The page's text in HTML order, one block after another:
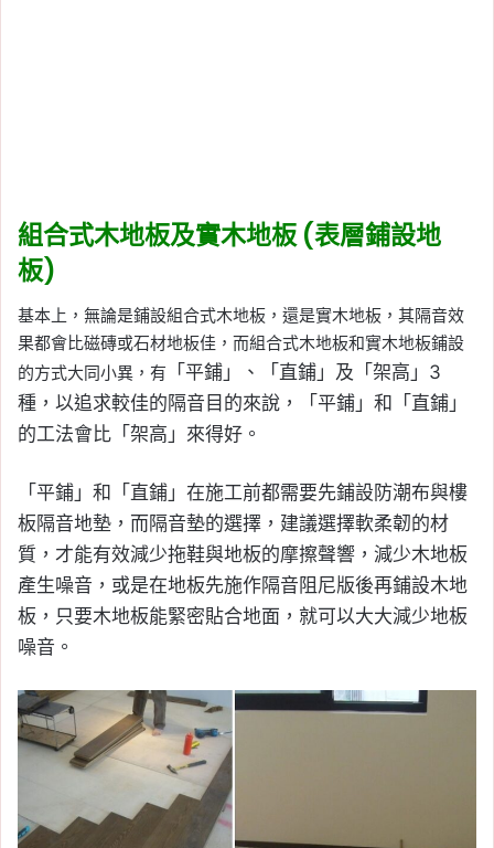
組合式木地板及實木地板 (表層鋪設地
板)
基本上，無論是鋪設組合式木地板，還是實木地板，其隔音效
果都會比磁磚或石材地板佳，而組合式木地板和實木地板鋪設
的方式大同小異，有 「平鋪」、「直鋪」及「架高」3
種，以追求較佳的隔音目的來說，「平鋪」和「直鋪」
的工法會比「架高」來得好。
「平鋪」和「直鋪」在施工前都需要先鋪設防潮布與樓
板隔音地墊，而隔音墊的選擇，建議選擇軟柔韌的材
質，才能有效減少拖鞋與地板的摩擦聲響，減少木地板
產生噪音，或是在地板先施作隔音阻尼版後再鋪設木地
板， 只要木地板能緊密貼合地面，就可以大大減少地板
噪音。